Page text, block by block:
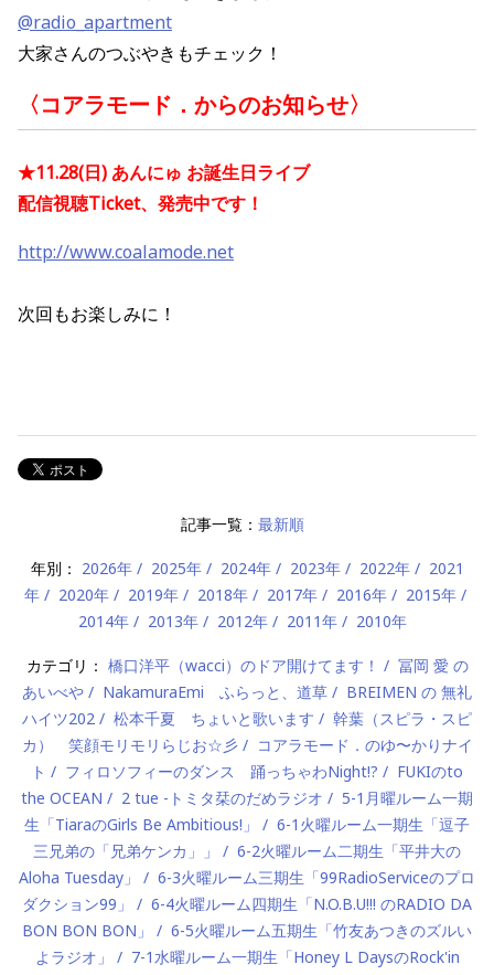
@radio_apartment
大家さんのつぶやきもチェック！
〈コアラモード．からのお知らせ〉
★11.28(日) あんにゅ お誕生日ライブ
配信視聴Ticket、発売中です！
http://www.coalamode.net
次回もお楽しみに！
記事一覧： 最新順
年別： 2026年 2025年 2024年 2023年 2022年
2021
年
2020年 2019年 2018年 2017年 2016年
2015年
2014年
2013年 2012年 2011年 2010年
カテゴリ： 橋口洋平（wacci）のドア開けてます！
冨岡 愛 の
あいべや
NakamuraEmi ふらっと、道草
BREIMEN の 無礼
ハイツ202
松本千夏 ちょいと歌います
幹葉（スピラ・スピ
カ） 笑顔モリモリらじお☆彡
コアラモード．のゆ〜かりナイ
ト
フィロソフィーのダンス 踊っちゃわNight!?
FUKIのto
the OCEAN
2 tue -トミタ栞のだめラジオ
5-1月曜ルーム一期
生「TiaraのGirls Be Ambitious!」
6-1火曜ルーム一期生「逗子
三兄弟の「兄弟ケンカ」」
6-2火曜ルーム二期生「平井大の
Aloha Tuesday」
6-3火曜ルーム三期生「99RadioServiceのプロ
ダクション99」
6-4火曜ルーム四期生「N.O.B.U!!! のRADIO DA
BON BON BON」
6-5火曜ルーム五期生「竹友あつきのズルい
よラジオ」
7-1水曜ルーム一期生「Honey L DaysのRock'in